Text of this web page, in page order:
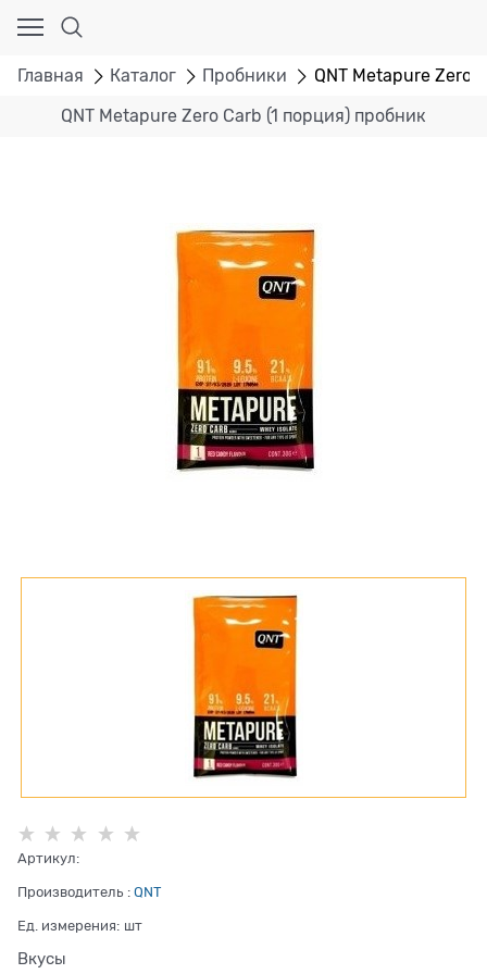
Главная Каталог Пробники QNT Metapure Zero
QNT Metapure Zero Carb (1 порция) пробник
Артикул:
Производитель : QNT
Ед. измерения: шт
Вкусы